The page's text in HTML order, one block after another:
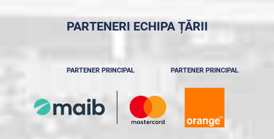
PARTENERI ECHIPA ȚĂRII
PARTENER PRINCIPAL PARTENER PRINCIPAL